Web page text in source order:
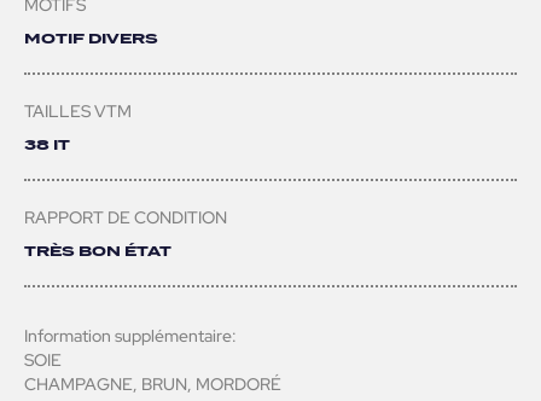
MOTIFS
MOTIF DIVERS
TAILLES VTM
38 IT
RAPPORT DE CONDITION
TRÈS BON ÉTAT
Information supplémentaire:
SOIE
CHAMPAGNE, BRUN, MORDORÉ